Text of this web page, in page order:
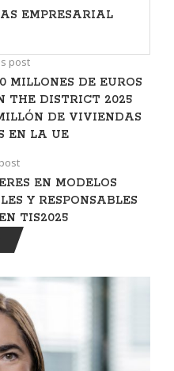
EMPRESARIAL
post
MILLONES DE EUROS
THE DISTRICT 2025
DE VIVIENDAS
EN LA UE
EN MODELOS
Y RESPONSABLES
TIS2025